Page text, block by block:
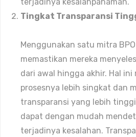
Tingkat Transparansi
Menggunakan satu mitra
memastikan mereka
dari awal hingga akhir. Hal ini
prosesnya lebih singkat dan
transparansi yang lebih
dapat dengan mudah
terjadinya kesalahan.